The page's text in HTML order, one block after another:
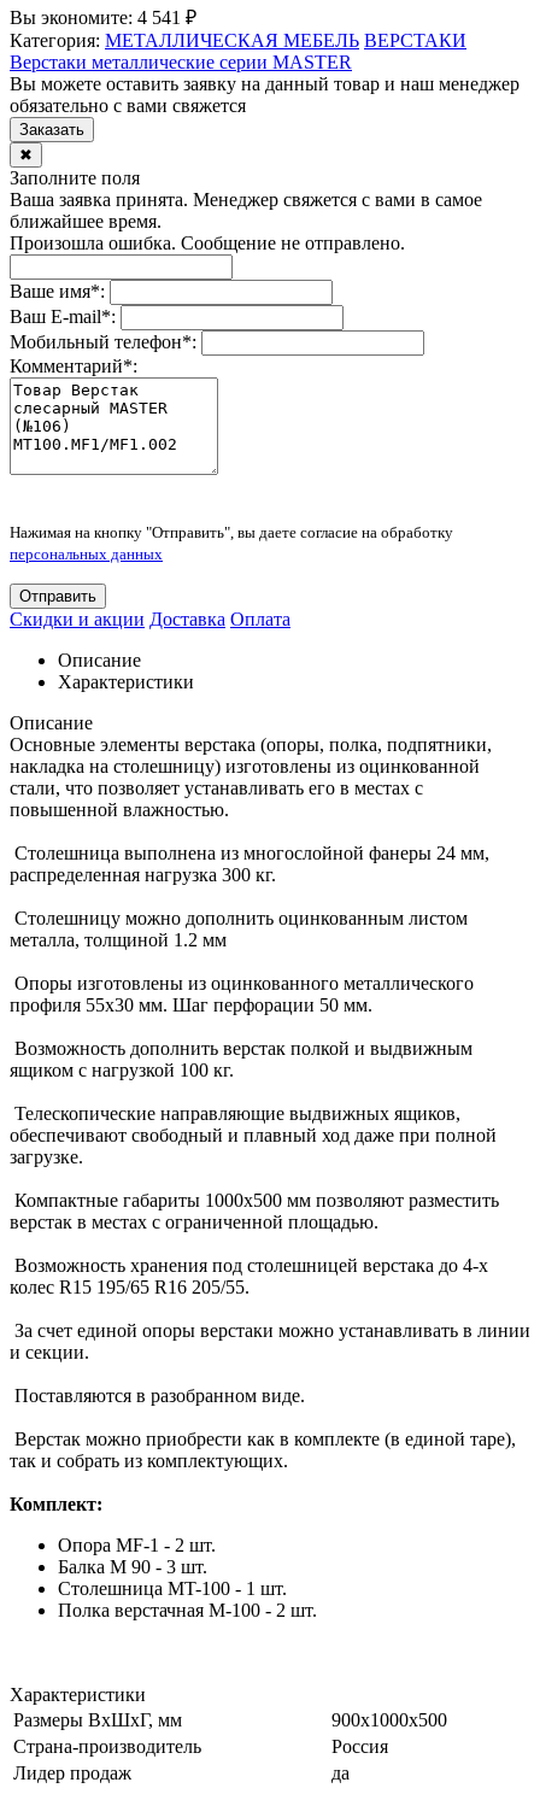
Вы экономите: 4 541 ₽
Категория: МЕТАЛЛИЧЕСКАЯ МЕБЕЛЬ ВЕРСТАКИ
Верстаки металлические серии MASTER
Вы можете оставить заявку на данный товар и наш менеджер
обязательно с вами свяжется
Заказать
✖
Заполните поля
Ваша заявка принята. Менеджер свяжется с вами в самое
ближайшее время.
Произошла ошибка. Сообщение не отправлено.
Ваше имя*:
Ваш E-mail*:
Мобильный телефон*:
Комментарий*:
Нажимая на кнопку "Отправить", вы даете согласие на обработку
персональных данных
Отправить
Скидки и акции Доставка Оплата
Описание
Характеристики
Описание
Основные элементы верстака (опоры, полка, подпятники,
накладка на столешницу) изготовлены из оцинкованной
стали, что позволяет устанавливать его в местах с
повышенной влажностью.
Столешница выполнена из многослойной фанеры 24 мм,
распределенная нагрузка 300 кг.
Столешницу можно дополнить оцинкованным листом
металла, толщиной 1.2 мм
Опоры изготовлены из оцинкованного металлического
профиля 55х30 мм. Шаг перфорации 50 мм.
Возможность дополнить верстак полкой и выдвижным
ящиком с нагрузкой 100 кг.
Телескопические направляющие выдвижных ящиков,
обеспечивают свободный и плавный ход даже при полной
загрузке.
Компактные габариты 1000х500 мм позволяют разместить
верстак в местах с ограниченной площадью.
Возможность хранения под столешницей верстака до 4-х
колес R15 195/65 R16 205/55.
За счет единой опоры верстаки можно устанавливать в линии
и секции.
Поставляются в разобранном виде.
Верстак можно приобрести как в комплекте (в единой таре),
так и собрать из комплектующих.
Комплект:
Опора МF-1 - 2 шт.
Балка M 90 - 3 шт.
Столешница МT-100 - 1 шт.
Полка верстачная М-100 - 2 шт.
Характеристики
Размеры ВхШхГ, мм
900x1000x500
Страна-производитель
Россия
Лидер продаж
да